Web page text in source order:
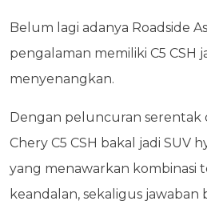
Belum lagi adanya Roadside
pengalaman memiliki C5 CSH
menyenangkan.
Dengan peluncuran serentak
Chery C5 CSH bakal jadi SUV
yang menawarkan kombinasi
keandalan, sekaligus jawaban